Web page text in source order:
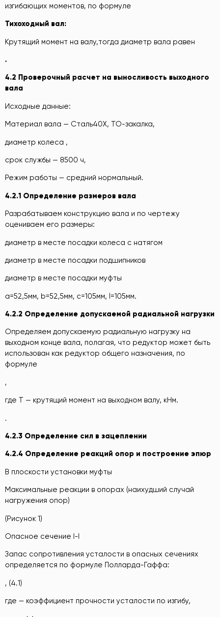
изгибающих моментов, по формуле
Тихоходный вал:
Крутящий момент на валу,тогда диаметр вала равен
.
4.2 Проверочный расчет на выносливость выходного
вала
Исходные данные:
Материал вала — Сталь40Х, ТО-закалка,
диаметр колеса ,
срок службы — 8500 ч,
Режим работы — средний нормальный.
4.2.1 Определение размеров вала
Разрабатываем конструкцию вала и по чертежу
оцениваем его размеры:
диаметр в месте посадки колеса с натягом
диаметр в месте посадки подшипников
диаметр в месте посадки муфты
а=52,5мм, b=52,5мм, с=105мм, l=105мм.
4.2.2 Определение допускаемой радиальной нагрузки
Определяем допускаемую радиальную нагрузку на
выходном конце вала, полагая, что редуктор может быть
использован как редуктор общего назначения, по
формуле
,
где Т — крутящий момент на выходном валу, кНм.
.
4.2.3 Определение сил в зацеплении
4.2.4 Определение реакций опор и построение эпюр
В плоскости установки муфты
Максимальные реакции в опорах (наихудший случай
нагружения опор)
(Рисунок 1)
Опасное сечение I-I
Запас сопротивления усталости в опасных сечениях
определяется по формуле Полларда-Гаффа:
, (4.1)
где — коэффициент прочности усталости по изгибу,